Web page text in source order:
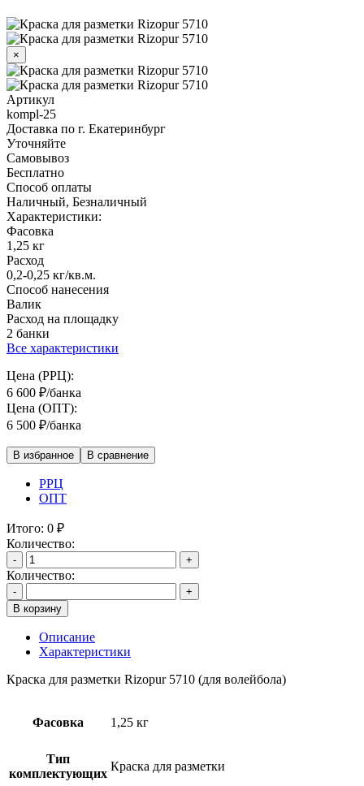
×
Артикул
kompl-25
Доставка по г. Екатеринбург
Уточняйте
Самовывоз
Бесплатно
Способ оплаты
Наличный, Безналичный
Характеристики:
Фасовка
1,25 кг
Расход
0,2-0,25 кг/кв.м.
Способ нанесения
Валик
Расход на площадку
2 банки
Все характеристики
Цена (РРЦ):
6 600 ₽/банка
Цена (ОПТ):
6 500 ₽/банка
В избранное В сравнение
РРЦ
ОПТ
Итого: 0 ₽
Количество:
- +
Количество:
-
+
В корзину
Описание
Характеристики
Краска для разметки Rizopur 5710 (для волейбола)
Фасовка 1,25 кг
Тип
комплектующих
Краска для разметки